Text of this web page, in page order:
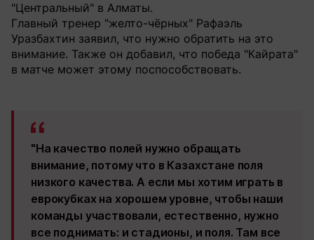
"Центральный" в Алматы.
Главный тренер "желто-чёрных" Рафаэль
Уразбахтин заявил, что нужно обратить на это
внимание. Также он добавил, что победа "Кайрата"
в матче может этому поспособствовать.
"На качество полей нужно обращать
внимание, потому что в Казахстане поля
низкого качества. А если мы хотим играть в
еврокубках на хорошем уровне, чтобы наши
команды участвовали, естественно, нужно
все поднимать: и стадионы, и поля. Там все